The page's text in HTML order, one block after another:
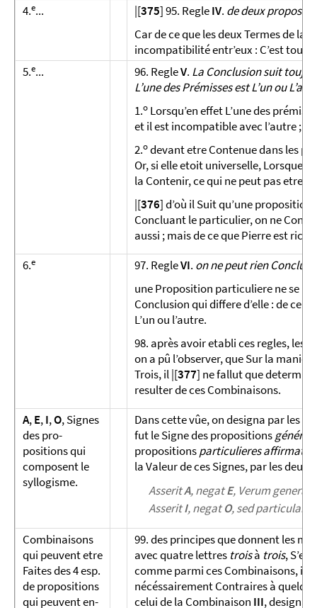
4.e... |[375] 95. RegleIV. de deux
Car de ce que les deux Termes de la
incompatibilité entr’eux : C’est tout
5.e... 96. RegleV. La Conclusion suit
L’une des Prémisses est L’un ou
1.o Lorsqu’en effet L’une des
et il est incompatible avec l’autre ;
2.odevant etre Contenue dans les
Or, si elle etoit universelle, Lors­que
la Contenir, ce qui ne peut pas etre.
|[376] d’où il Suit qu’une
Concluant le particulier, on ne
aussi ; mais de ce que Pierre est
6.e 97. RegleVI. on ne peut rien
une Proposition particuliere ne se
Conclusion qui differe d’elle : de ce
L’un ou l’autre.
98. après avoir etabli ces regles, les
on a pû l’observer, que Sur la
Trois, il |[377] ne fallut que
resulter de ces Combinaisons.
A,E,I,O, Signes
des pro­
positions qui
com­posent le
syllogisme.
Dans cette vûe, on designa par les
fut le Signe des propositions
propositionsparticulieres
la Valeur de ces Signes, par les deux
AsseritA, negatE, Verum
AsseritI, negatO, sed
Combinaisons
qui peuvent etre
Faites des 4 esp.
de propo­sitions
qui peuvent en­
99. des principes que donnent les
avec quatre lettres troisà trois,
comme parmi ces Combinaisons, il
nécéssairement Contraires à
celui de la Combinaison III,